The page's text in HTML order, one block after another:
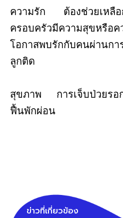
ความรัก ต้องช่วยเหลือ
ครอบครัวมีความสุขหรือ
โอกาสพบรักกับคนผ่านกา
ลูกติด
สุขภาพ การเจ็บป่วยรอ
ฟื้นพักผ่อน
ข่าวที่เกี่ยวข้อง